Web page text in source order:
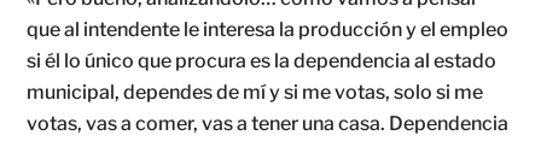
que al intendente le interesa la producción y el empleo
si él lo único que procura es la dependencia al estado
municipal, dependes de mí y si me votas, solo si me
votas, vas a comer, vas a tener una casa. Dependencia